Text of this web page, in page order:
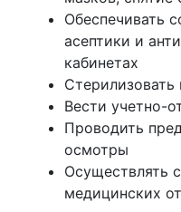
Обеспечивать
асептики и
кабинетах
Вести учетно-
Проводить
осмотры
Осуществлять
медицинских